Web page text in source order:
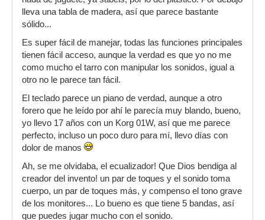
lleva una tabla de madera, así que parece bastante
sólido...
Es super fácil de manejar, todas las funciones principales
tienen fácil acceso, aunque la verdad es que yo no me
como mucho el tarro con manipular los sonidos, igual a
otro no le parece tan fácil.
El teclado parece un piano de verdad, aunque a otro
forero que he leído por ahí le parecía muy blando, bueno,
yo llevo 17 años con un Korg 01W, así que me parece
perfecto, incluso un poco duro para mí, llevo días con
dolor de manos
Ah, se me olvidaba, el ecualizador! Que Dios bendiga al
creador del invento! un par de toques y el sonido toma
cuerpo, un par de toques más, y compenso el tono grave
de los monitores... Lo bueno es que tiene 5 bandas, así
que puedes jugar mucho con el sonido.